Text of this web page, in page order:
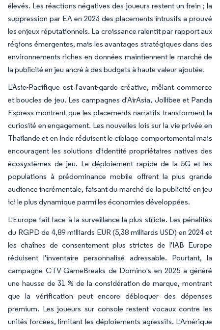
élevés. Les réactions négatives des joueurs restent un frein ; la
suppression par EA en 2023 des placements intrusifs a prouvé
les enjeux réputationnels. La croissance ralentit par rapport aux
régions émergentes, mais les avantages stratégiques dans des
environnements riches en données maintiennent le marché de
la publicité en jeu ancré à des budgets à haute valeur ajoutée.
L'Asie-Pacifique est l'avant-garde créative, mêlant commerce
et boucles de jeu. Les campagnes d'AirAsia, Jollibee et Panda
Express montrent que les placements narratifs transforment la
curiosité en engagement. Les nouvelles lois sur la vie privée en
Thaïlande et en Inde réduisent le ciblage comportemental mais
encouragent les solutions d'identité propriétaires natives des
écosystèmes de jeu. Le déploiement rapide de la 5G et les
populations à prédominance mobile offrent la plus grande
audience incrémentale, faisant du marché de la publicité en jeu
ici le plus dynamique parmi les économies développées.
L'Europe fait face à la surveillance la plus stricte. Les pénalités
du RGPD de 4,89 milliards EUR (5,38 milliards USD) en 2024 et
les chaînes de consentement plus strictes de l'IAB Europe
réduisent l'inventaire personnalisé adressable. Pourtant, la
campagne CTV GameBreaks de Domino's en 2025 a généré
une hausse de 31 % de la considération de marque, montrant
que la vérification peut encore débloquer des dépenses
premium. Les joueurs sur console restent vocaux contre les
unités forcées, limitant les déploiements agressifs. L'Amérique